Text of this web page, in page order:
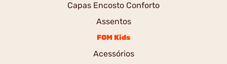
Capas Encosto Conforto
Assentos
FOM Kids
Acessórios